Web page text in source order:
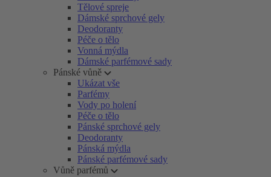
Tělové spreje
Dámské sprchové gely
Deodoranty
Péče o tělo
Vonná mýdla
Dámské parfémové sady
Pánské vůně
Ukázat vše
Parfémy
Vody po holení
Péče o tělo
Pánské sprchové gely
Deodoranty
Pánská mýdla
Pánské parfémové sady
Vůně parfémů